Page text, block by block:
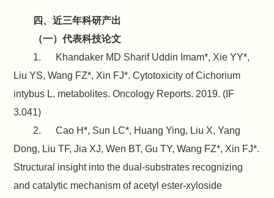
四、近三年科研产出
（一）代表科技论文
1. Khandaker MD Sharif Uddin Imam*, Xie YY*,
Liu YS, Wang FZ*, Xin FJ*. Cytotoxicity of Cichorium
intybus L. metabolites. Oncology Reports. 2019. (IF
3.041)
2. Cao H*, Sun LC*, Huang Ying, Liu X, Yang
Dong, Liu TF, Jia XJ, Wen BT, Gu TY, Wang FZ*, Xin FJ*.
Structural insight into the dual-substrates recognizing
and catalytic mechanism of acetyl ester-xyloside